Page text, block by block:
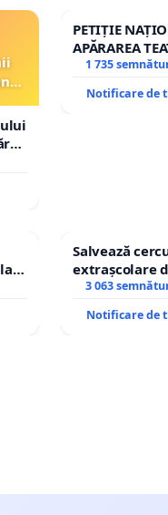
PETIȚIE
APĂRAREA
REPERTORIU
1 735
Notificare de
Salvează
extrașcolare
copiilor
3 063
Notificare de